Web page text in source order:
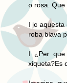
o rosa. Que
I jo aquesta
roba blava
I ¿Per
xiqueta?Es